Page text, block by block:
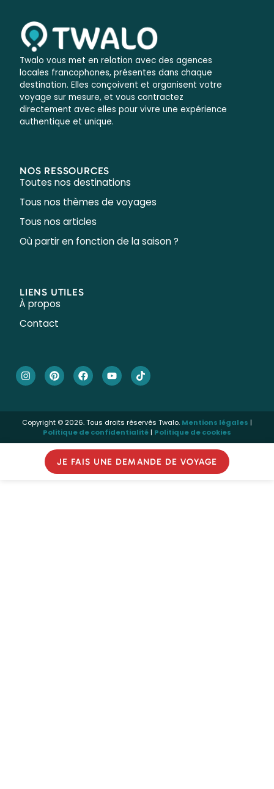
Twalo vous met en relation avec des agences
locales francophones, présentes dans chaque
destination. Elles conçoivent et organisent votre
voyage sur mesure, et vous contractez
directement avec elles pour vivre une expérience
authentique et unique.
NOS RESSOURCES
Toutes nos destinations
Tous nos thèmes de voyages
Tous nos articles
Où partir en fonction de la saison ?
LIENS UTILES
À propos
Contact
Copyright © 2026. Tous droits réservés Twalo. Mentions légales |
Politique de confidentialité| Politique de cookies
JE FAIS UNE DEMANDE DE VOYAGE